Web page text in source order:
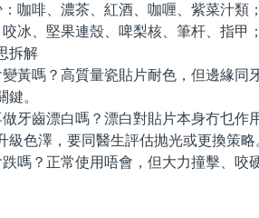
啡、濃茶、紅酒、咖喱、紫菜汁類；
、堅果連殼、啤梨核、筆杆、指甲；
解
嗎？高質量瓷貼片耐色，但邊緣同
鍵。
齒漂白嗎？漂白對貼片本身冇乜作
級色澤，要同醫生評估抛光或更換策略
？正常使用唔會，但大力撞擊、咬